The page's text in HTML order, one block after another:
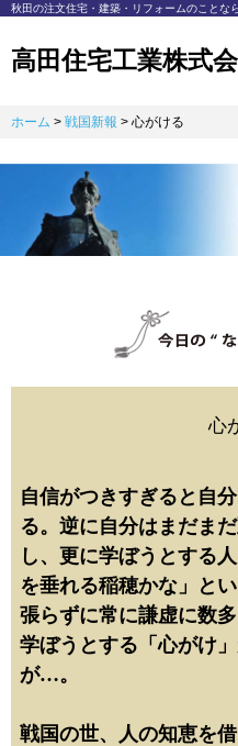
秋⽥の注⽂住宅・建築・リフォームのことな
高田住宅工業株式
ホーム > 戦国新報 > 心がける
心
自信がつきすぎると自
る。逆に自分はまだま
し、更に学ぼうとする
を垂れる稲穂かな」と
張らずに常に謙虚に数
学ぼうとする「心がけ
が…。
戦国の世、人の知恵を